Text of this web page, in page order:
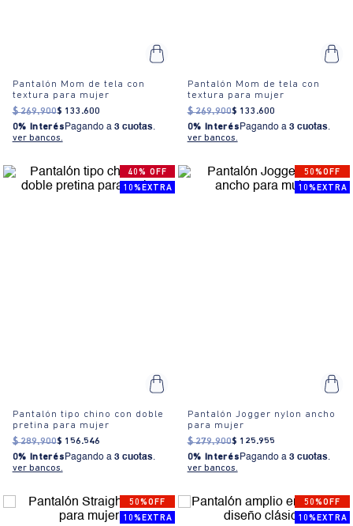
Pantalón Mom de tela con
textura para mujer
$ 269.900$ 133 .600
0% Interés Pagando a 3 cuotas.
ver bancos.
Pantalón Mom de tela con
textura para mujer
$ 269.900$ 133 .600
0% Interés Pagando a 3 cuotas.
ver bancos.
40% OFF
10%EXTRA
Pantalón tipo chino con doble
pretina para mujer
$ 289.900$ 156.546
0% Interés Pagando a 3 cuotas.
ver bancos.
50%OFF
10%EXTRA
Pantalón Jogger nylon ancho
para mujer
$ 279.900$ 125.955
0% Interés Pagando a 3 cuotas.
ver bancos.
50%OFF
10%EXTRA
50%OFF
10%EXTRA